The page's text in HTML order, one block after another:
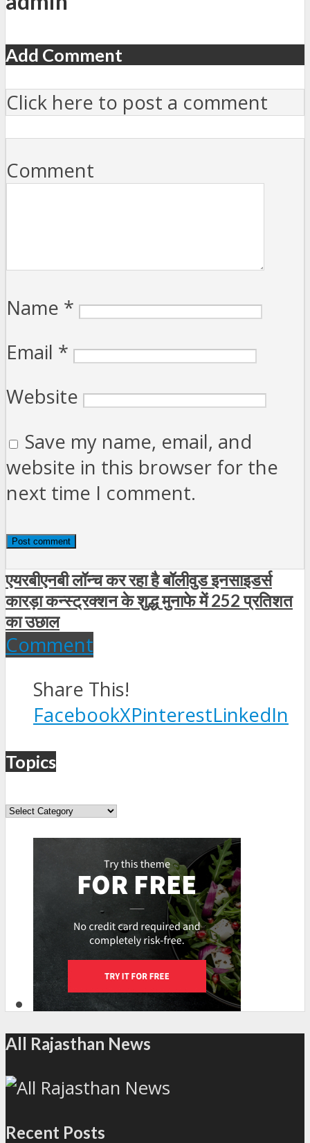
Add Comment
Click here to post a comment
Comment
Name *
Email *
Website
Save my name, email, and
website in this browser for the
next time I comment.
एयरबीएनबी लॉन्च कर रहा है बॉलीवुड इनसाइडर्स
कारड़ा कन्स्ट्रक्शन के शुद्ध मुनाफे में 252 प्रतिशत
का उछाल
Comment
Share This!
FacebookXPinterestLinkedIn
Topics
Topics
All Rajasthan News
Recent Posts